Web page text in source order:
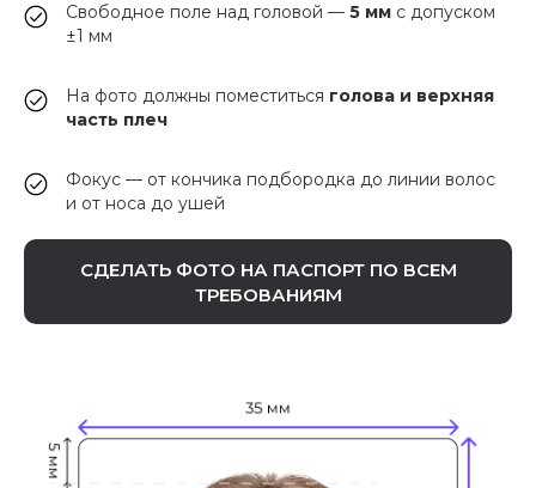
Свободное поле над головой — 5 мм с допуском
±1 мм
На фото должны поместиться голова и верхняя
часть плеч
Фокус — от кончика подбородка до линии волос
и от носа до ушей
СДЕЛАТЬ ФОТО НА ПАСПОРТ ПО ВСЕМ
ТРЕБОВАНИЯМ